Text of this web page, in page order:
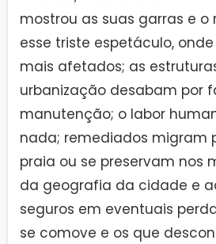
mostrou as suas garras e o
esse triste espetáculo,
mais afetados; as
urbanização desabam por
manutenção; o labor
nada; remediados migram
praia ou se preservam nos
da geografia da cidade e
seguros em eventuais
se comove e os que